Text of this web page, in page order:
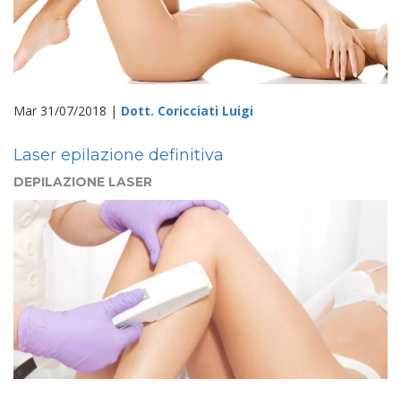
Mar 31/07/2018 | Dott. Coricciati Luigi
Laser epilazione definitiva
DEPILAZIONE LASER